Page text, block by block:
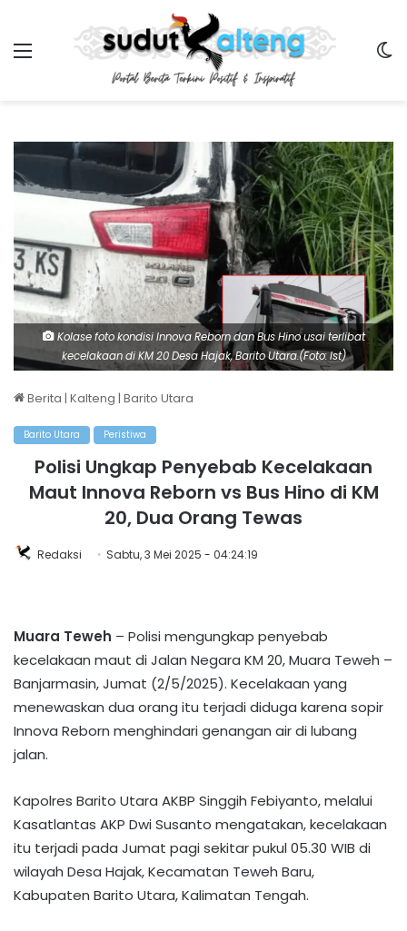
Menu
Kolase foto kondisi Innova Reborn dan Bus Hino usai terlibat
kecelakaan di KM 20 Desa Hajak, Barito Utara.(Foto: Ist)
Berita | Kalteng | Barito Utara
Barito Utara Peristiwa
Polisi Ungkap Penyebab Kecelakaan
Maut Innova Reborn vs Bus Hino di KM
20, Dua Orang Tewas
Redaksi Sabtu, 3 Mei 2025 - 04:24:19
Muara Teweh – Polisi mengungkap penyebab
kecelakaan maut di Jalan Negara KM 20, Muara Teweh –
Banjarmasin, Jumat (2/5/2025). Kecelakaan yang
menewaskan dua orang itu terjadi diduga karena sopir
Innova Reborn menghindari genangan air di lubang
jalan.
Kapolres Barito Utara AKBP Singgih Febiyanto, melalui
Kasatlantas AKP Dwi Susanto mengatakan, kecelakaan
itu terjadi pada Jumat pagi sekitar pukul 05.30 WIB di
wilayah Desa Hajak, Kecamatan Teweh Baru,
Kabupaten Barito Utara, Kalimatan Tengah.